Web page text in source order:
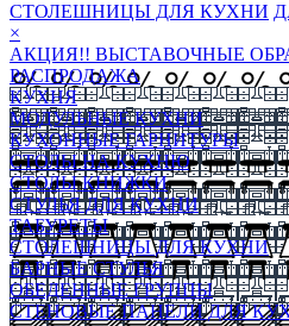
СТОЛЕШНИЦЫ ДЛЯ КУХНИ
×
АКЦИЯ!! ВЫСТАВОЧНЫЕ
РАСПРОДАЖА
КУХНЯ
МОДУЛЬНЫЕ КУХНИ
КУХОННЫЕ ГАРНИТУРЫ
СТОЛЫ НА КУХНЮ
СТОЛЫ КНИЖКИ
СТУЛЬЯ ДЛЯ КУХНИ
ТАБУРЕТЫ
СТОЛЕШНИЦЫ ДЛЯ КУХНИ
БАРНЫЕ СТУЛЬЯ
ОБЕДЕННЫЕ ГРУППЫ
СТЕНОВЫЕ ПАНЕЛИ ДЛЯ